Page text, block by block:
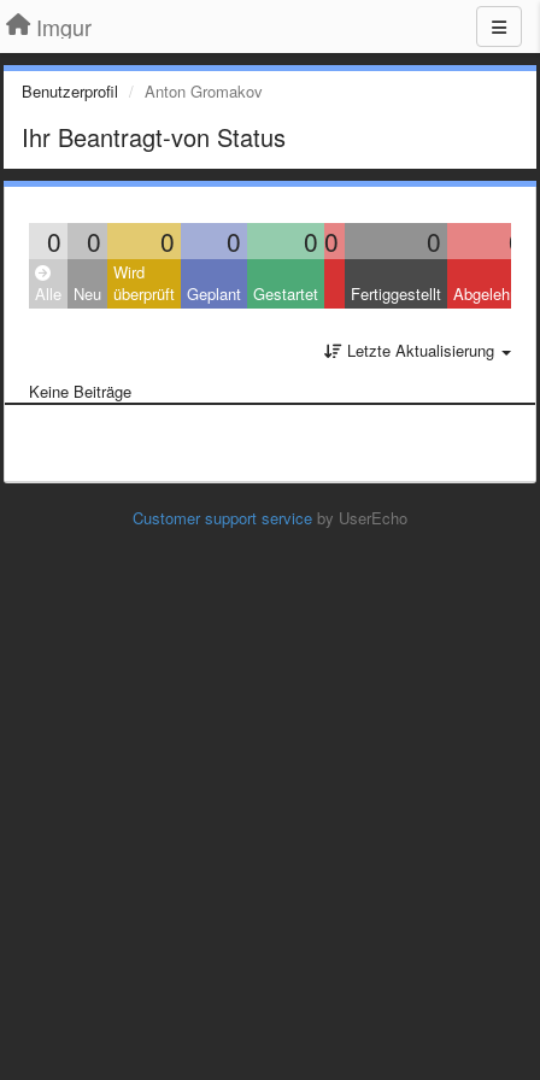
Imgur
Benutzerprofil Anton Gromakov
Ihr Beantragt-von Status
0 0 0 0 0 0 0 0
Alle Neu
Wird
überprüft Geplant Gestartet Fertiggestellt Abgelehnt
Letzte Aktualisierung
Keine Beiträge
Customer support service by UserEcho